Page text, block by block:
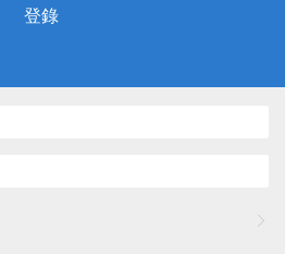
登錄